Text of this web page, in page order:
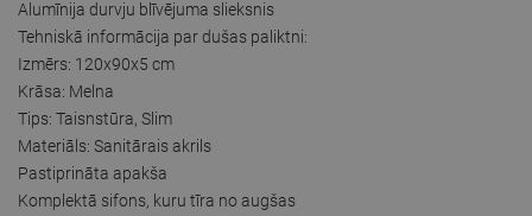
Alumīnija durvju blīvējuma slieksnis
Tehniskā informācija par dušas paliktni:
Izmērs: 120x90x5 cm
Krāsa: Melna
Tips: Taisnstūra, Slim
Materiāls: Sanitārais akrils
Pastiprināta apakša
Komplektā sifons, kuru tīra no augšas